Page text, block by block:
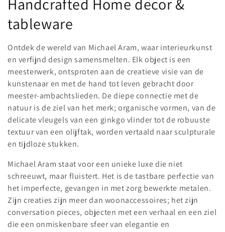
l
l
e
c
t
i
e
:
Handcrafted Home decor &
tableware
Ontdek de wereld van Michael Aram, waar interieurkunst
en verfijnd design samensmelten. Elk object is een
meesterwerk, ontsproten aan de creatieve visie van de
kunstenaar en met de hand tot leven gebracht door
meester-ambachtslieden. De diepe connectie met de
natuur is de ziel van het merk; organische vormen, van de
delicate vleugels van een ginkgo vlinder tot de robuuste
textuur van een olijftak, worden vertaald naar sculpturale
en tijdloze stukken.
Michael Aram staat voor een unieke luxe die niet
schreeuwt, maar fluistert. Het is de tastbare perfectie van
het imperfecte, gevangen in met zorg bewerkte metalen.
Zijn creaties zijn meer dan woonaccessoires; het zijn
conversation pieces, objecten met een verhaal en een ziel
die een onmiskenbare sfeer van elegantie en